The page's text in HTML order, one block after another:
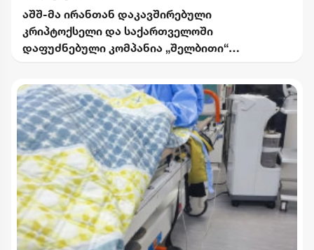
აშშ-მა ირანთან დაკავშირებული
კრიპტოქსელი და საქართველოში
დაფუძნებული კომპანია „შელბითი“